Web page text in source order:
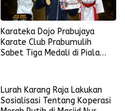
Karateka Dojo Prabujaya
Karate Club Prabumulih
Sabet Tiga Medali di Piala
Lurah Karang Raja Lakukan
Sosialisasi Tentang Koperasi